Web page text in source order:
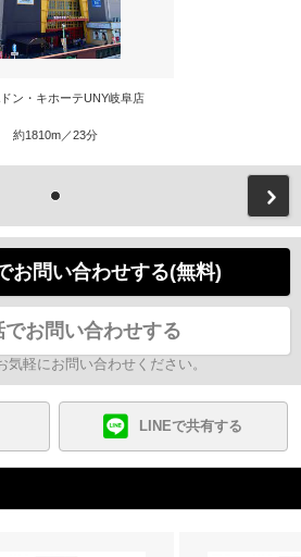
ン・キホーテUNY岐阜店
約1810m／23分
お問い合わせする(無料)
でお問い合わせする
気軽にお問い合わせください。
LINEで共有する